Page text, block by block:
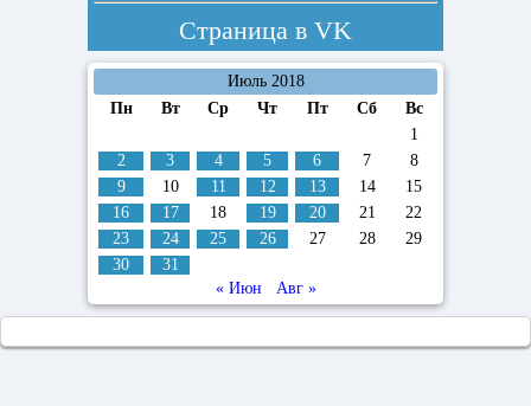
Страница в VK
Июль 2018
Пн
Вт Ср Чт Пт Сб
Вс
1
2
3 4 5 6 7
8
9
10 11 12 13 14
15
16
17 18 19 20 21
22
23
24 25 26 27 28
29
30
31
« Июн
Авг »